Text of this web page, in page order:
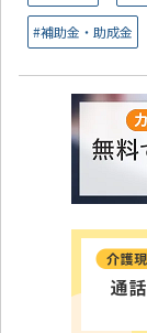
#補助金・助成金